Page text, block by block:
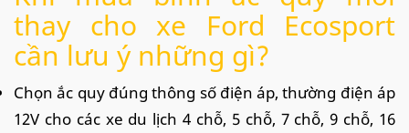
thay cho xe Ford Ecosport
cần lưu ý những gì?
Chọn ắc quy đúng thông số điện áp, thường điện áp
12V cho các xe du lịch 4 chỗ, 5 chỗ, 7 chỗ, 9 chỗ, 16